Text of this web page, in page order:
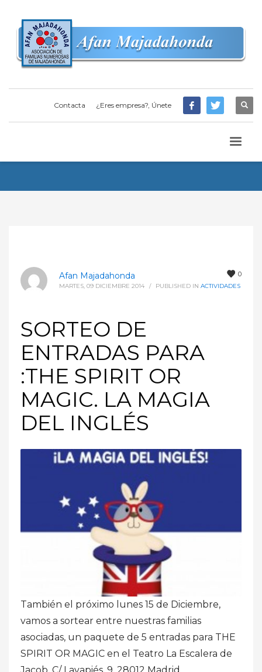
Contacta ¿Eres empresa?, Únete
0
Afan Majadahonda
MARTES, 09 DICIEMBRE 2014 / PUBLISHED IN ACTIVIDADES
SORTEO DE
ENTRADAS PARA
:THE SPIRIT OR
MAGIC. LA MAGIA
DEL INGLÉS
También el próximo lunes 15 de Diciembre,
vamos a sortear entre nuestras familias
asociadas, un paquete de 5 entradas para THE
SPIRIT OR MAGIC en el Teatro La Escalera de
Jacob, C/ Lavapiés, 9, 28012 Madrid